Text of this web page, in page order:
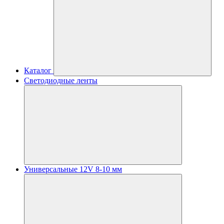
Каталог
Светодиодные ленты
Универсальные 12V 8-10 мм